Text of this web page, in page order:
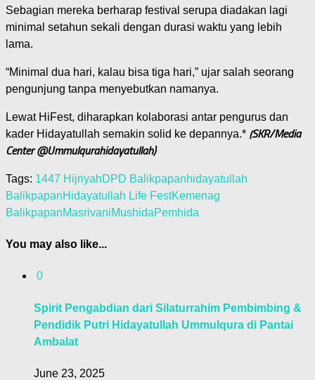
Sebagian mereka berharap festival serupa diadakan lagi
minimal setahun sekali dengan durasi waktu yang lebih
lama.
“Minimal dua hari, kalau bisa tiga hari,” ujar salah seorang
pengunjung tanpa menyebutkan namanya.
Lewat HiFest, diharapkan kolaborasi antar pengurus dan
kader Hidayatullah semakin solid ke depannya.* (SKR/Media
Center @Ummulqurahidayatullah)
Tags: 1447 HijriyahDPD Balikpapanhidayatullah
BalikpapanHidayatullah Life FestKemenag
BalikpapanMasrivaniMushidaPemhida
You may also like...
0
Spirit Pengabdian dari Silaturrahim Pembimbing &
Pendidik Putri Hidayatullah Ummulqura di Pantai
Ambalat
June 23, 2025